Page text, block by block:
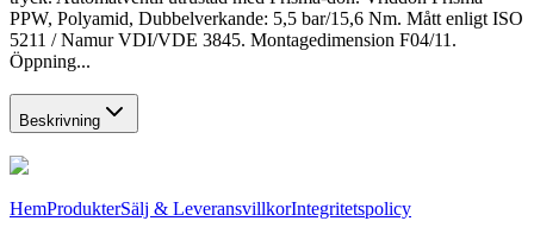
PPW, Polyamid, Dubbelverkande: 5,5 bar/15,6 Nm. Mått enligt ISO
5211 / Namur VDI/VDE 3845. Montagedimension F04/11.
Öppning...
Beskrivning
HemProdukterSälj & LeveransvillkorIntegritetspolicy